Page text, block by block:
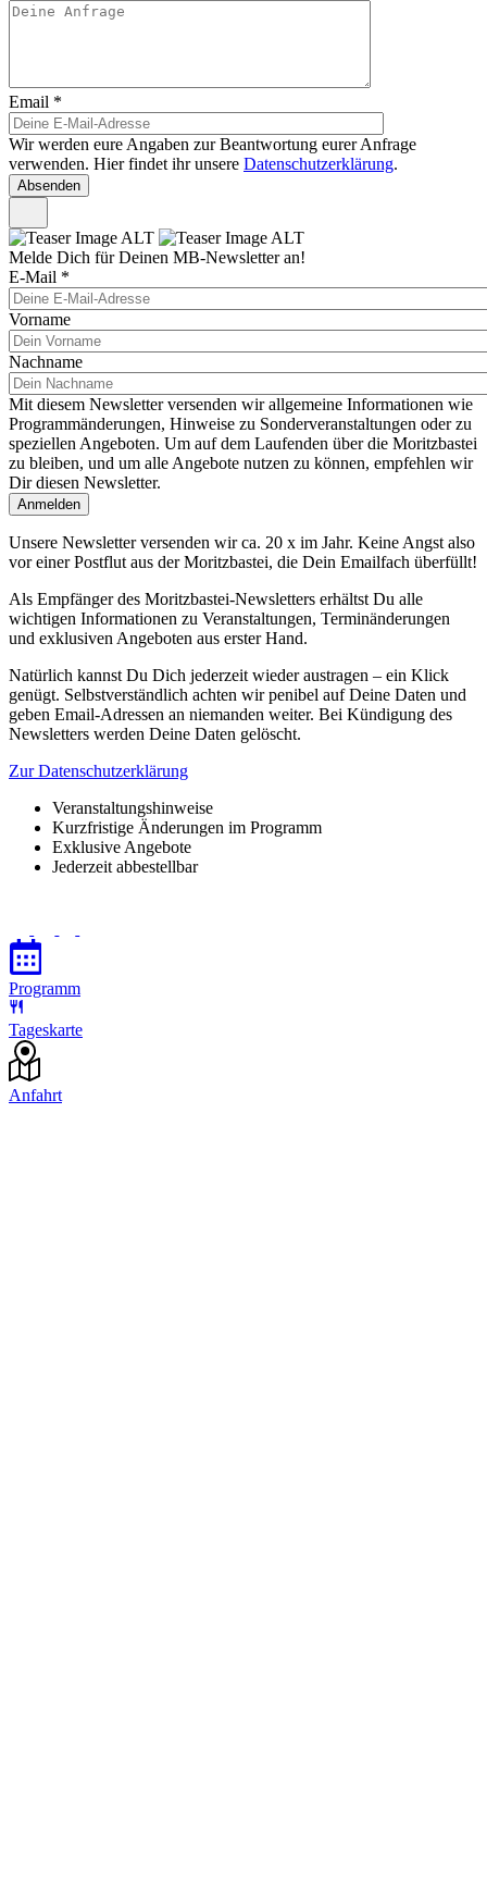
Email *
Wir werden eure Angaben zur Beantwortung eurer Anfrage
verwenden. Hier findet ihr unsere Datenschutzerklärung.
Melde Dich für Deinen MB-Newsletter an!
E-Mail *
Vorname
Nachname
Mit diesem Newsletter versenden wir allgemeine Informationen wie
Programmänderungen, Hinweise zu Sonderveranstaltungen oder zu
speziellen Angeboten. Um auf dem Laufenden über die Moritzbastei
zu bleiben, und um alle Angebote nutzen zu können, empfehlen wir
Dir diesen Newsletter.
Unsere Newsletter versenden wir ca. 20 x im Jahr. Keine Angst also
vor einer Postflut aus der Moritzbastei, die Dein Emailfach überfüllt!
Als Empfänger des Moritzbastei-Newsletters erhältst Du alle
wichtigen Informationen zu Veranstaltungen, Terminänderungen
und exklusiven Angeboten aus erster Hand.
Natürlich kannst Du Dich jederzeit wieder austragen – ein Klick
genügt. Selbstverständlich achten wir penibel auf Deine Daten und
geben Email-Adressen an niemanden weiter. Bei Kündigung des
Newsletters werden Deine Daten gelöscht.
Zur Datenschutzerklärung
Veranstaltungshinweise
Kurzfristige Änderungen im Programm
Exklusive Angebote
Jederzeit abbestellbar
Programm
Tageskarte
Anfahrt